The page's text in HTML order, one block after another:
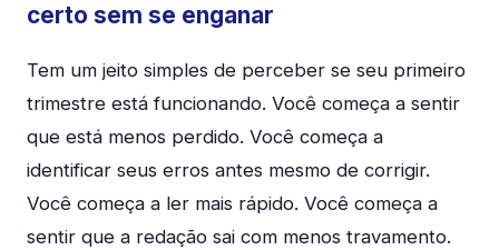
certo sem se enganar
Tem um jeito simples de perceber se seu primeiro
trimestre está funcionando. Você começa a sentir
que está menos perdido. Você começa a
identificar seus erros antes mesmo de corrigir.
Você começa a ler mais rápido. Você começa a
sentir que a redação sai com menos travamento.